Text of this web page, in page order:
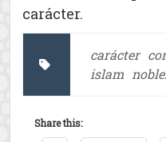
carácter.
carácter
islam
Share this: